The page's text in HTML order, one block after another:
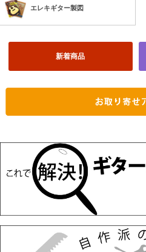
エレキギター製図
新着商品